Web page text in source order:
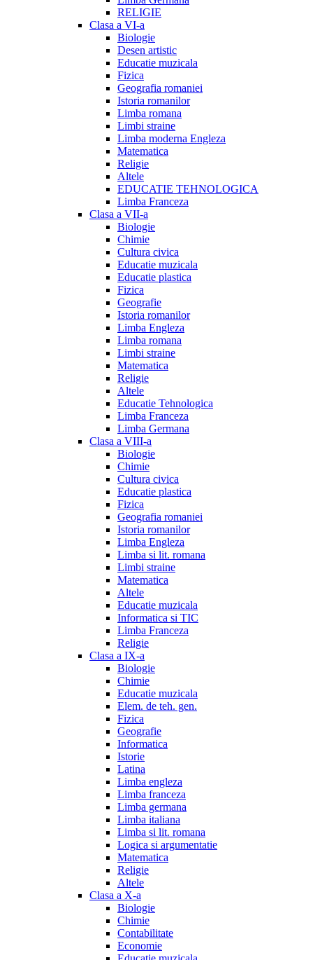
RELIGIE
Clasa a VI-a
Biologie
Desen artistic
Educatie muzicala
Fizica
Geografia romaniei
Istoria romanilor
Limba romana
Limbi straine
Limba moderna Engleza
Matematica
Religie
Altele
EDUCATIE TEHNOLOGICA
Limba Franceza
Clasa a VII-a
Biologie
Chimie
Cultura civica
Educatie muzicala
Educatie plastica
Fizica
Geografie
Istoria romanilor
Limba Engleza
Limba romana
Limbi straine
Matematica
Religie
Altele
Educatie Tehnologica
Limba Franceza
Limba Germana
Clasa a VIII-a
Biologie
Chimie
Cultura civica
Educatie plastica
Fizica
Geografia romaniei
Istoria romanilor
Limba Engleza
Limba si lit. romana
Limbi straine
Matematica
Altele
Educatie muzicala
Informatica si TIC
Limba Franceza
Religie
Clasa a IX-a
Biologie
Chimie
Educatie muzicala
Elem. de teh. gen.
Fizica
Geografie
Informatica
Istorie
Latina
Limba engleza
Limba franceza
Limba germana
Limba italiana
Limba si lit. romana
Logica si argumentatie
Matematica
Religie
Altele
Clasa a X-a
Biologie
Chimie
Contabilitate
Economie